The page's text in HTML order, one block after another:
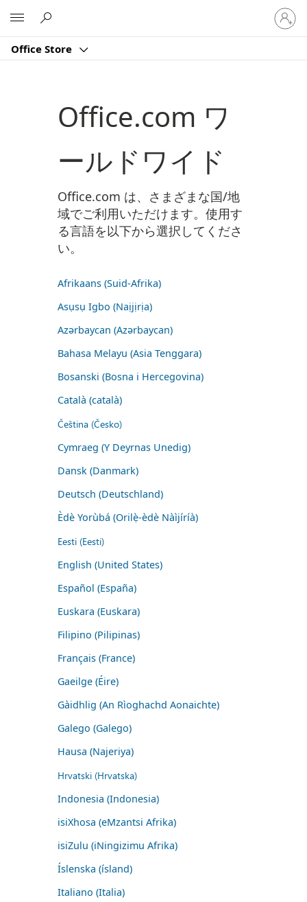
Office Store
ア
カ
ウ
Office.com ワ
ールドワイド
Office.com は、さまざまな国/地
域でご利用いただけます。使用す
る言語を以下から選択してくださ
い。
Afrikaans (Suid-Afrika)
Asụsụ Igbo (Naịjịrịa)
Azərbaycan (Azərbaycan)
Bahasa Melayu (Asia Tenggara)
Bosanski (Bosna i Hercegovina)
Català (català)
Čeština (Česko)
Cymraeg (Y Deyrnas Unedig)
Dansk (Danmark)
Deutsch (Deutschland)
Èdè Yorùbá (Orilẹ̀-èdè Nàìjíríà)
Eesti (Eesti)
English (United States)
Español (España)
Euskara (Euskara)
Filipino (Pilipinas)
Français (France)
Gaeilge (Éire)
Gàidhlig (An Rìoghachd Aonaichte)
Galego (Galego)
Hausa (Najeriya)
Hrvatski (Hrvatska)
Indonesia (Indonesia)
isiXhosa (eMzantsi Afrika)
isiZulu (iNingizimu Afrika)
Íslenska (ísland)
Italiano (Italia)